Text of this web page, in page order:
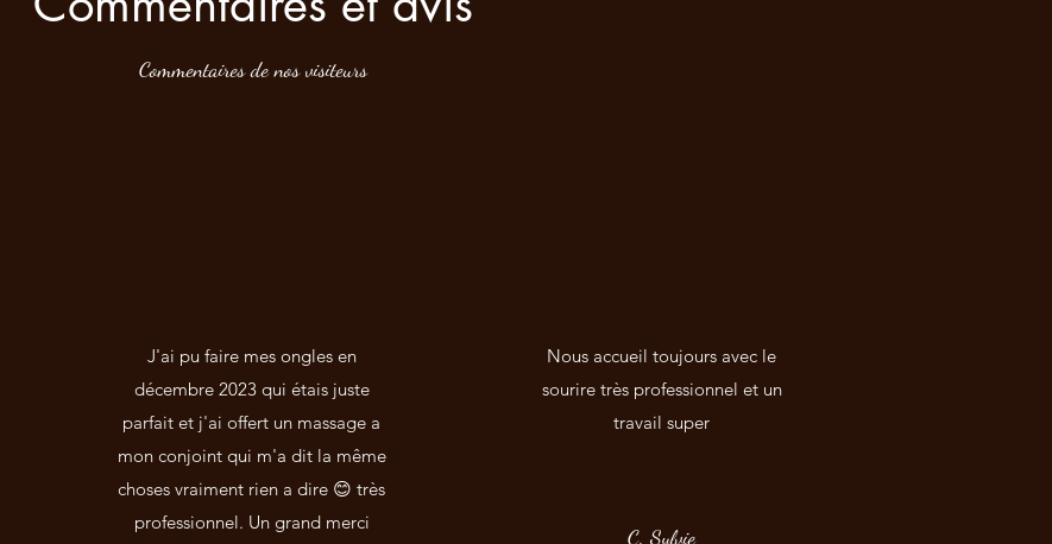
Commentaires de nos visiteurs
J'ai pu faire mes ongles en
décembre 2023 qui étais juste
parfait et j'ai offert un massage a
mon conjoint qui m'a dit la même
choses vraiment rien a dire 😊 très
professionnel. Un grand merci
Nous accueil toujours avec le
sourire très professionnel et un
travail super
C. Sylvie